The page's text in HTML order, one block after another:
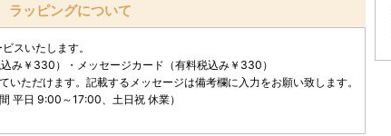
ラッピングについて
スいたします。
み￥330）・メッセージカード（有料税込み￥330）
ただけます。記載するメッセージは備考欄に入力をお願い致します。
間 平日 9:00～17:00、土日祝 休業）